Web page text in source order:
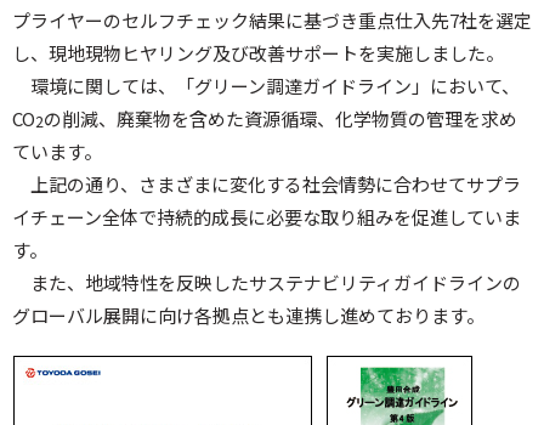
プライヤーのセルフチェック結果に基づき重点仕入先7社を選定
し、現地現物ヒヤリング及び改善サポートを実施しました。
環境に関しては、「グリーン調達ガイドライン」において、
CO2の削減、廃棄物を含めた資源循環、化学物質の管理を求め
ています。
上記の通り、さまざまに変化する社会情勢に合わせてサプラ
イチェーン全体で持続的成長に必要な取り組みを促進していま
す。
また、地域特性を反映したサステナビリティガイドラインの
グローバル展開に向け各拠点とも連携し進めております。